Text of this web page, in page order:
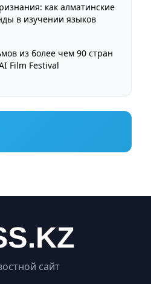
как алматинские
в изучении языков
из более чем 90 стран
Film Festival
сайт